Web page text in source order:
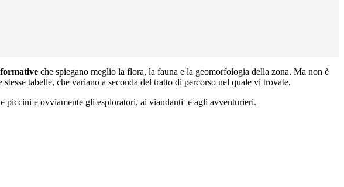
che spiegano meglio la flora, la fauna e la geomorfologia della zona. Ma non è
tabelle, che variano a seconda del tratto di percorso nel quale vi trovate.
piccini e ovviamente gli esploratori, ai viandanti e agli avventurieri.